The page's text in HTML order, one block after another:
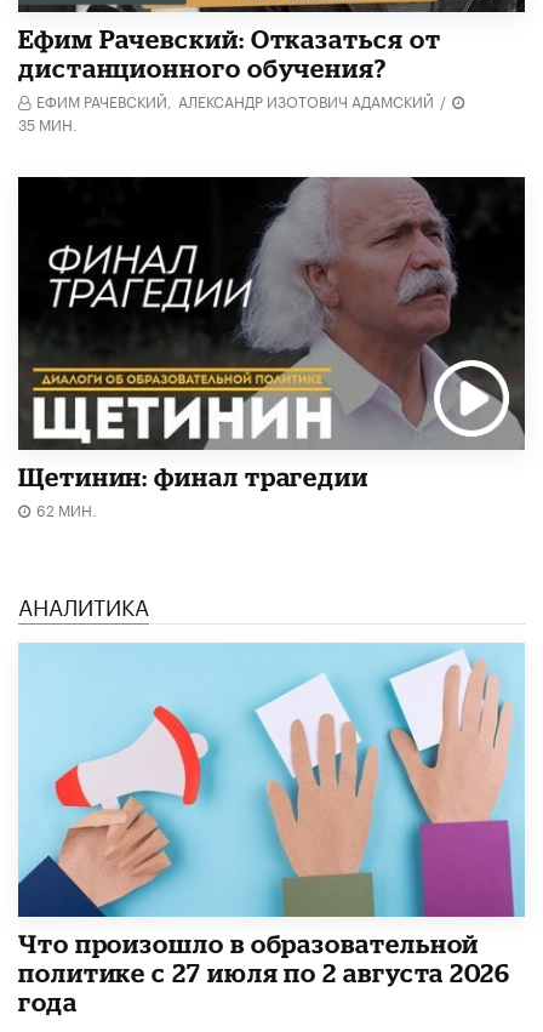
Ефим Рачевский: Отказаться от
дистанционного обучения?
ЕФИМ РАЧЕВСКИЙ, АЛЕКСАНДР ИЗОТОВИЧ АДАМСКИЙ /
35 МИН.
Щетинин: финал трагедии
62 МИН.
АНАЛИТИКА
​Что произошло в образовательной
политике с 27 июля по 2 августа 2026
года